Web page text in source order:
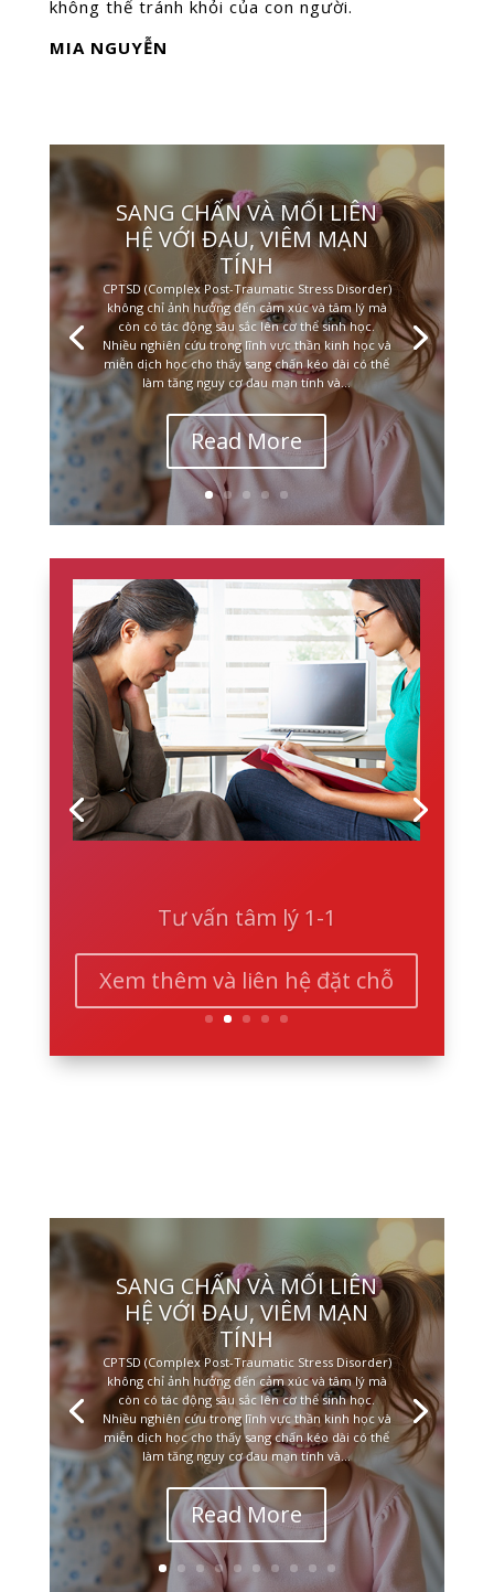
không thể tránh khỏi của con người.
MIA NGUYỄN
SANG CHẤN VÀ MỐI LIÊN
HỆ VỚI ĐAU, VIÊM MẠN
TÍNH
CPTSD (Complex Post-Traumatic Stress Disorder)
không chỉ ảnh hưởng đến cảm xúc và tâm lý mà
còn có tác động sâu sắc lên cơ thể sinh học.
Nhiều nghiên cứu trong lĩnh vực thần kinh học và
miễn dịch học cho thấy sang chấn kéo dài có thể
làm tăng nguy cơ đau mạn tính và...
Read More
Tư vấn tâm lý 1-1
Xem thêm và liên hệ đặt chỗ
SANG CHẤN VÀ MỐI LIÊN
HỆ VỚI ĐAU, VIÊM MẠN
TÍNH
CPTSD (Complex Post-Traumatic Stress Disorder)
không chỉ ảnh hưởng đến cảm xúc và tâm lý mà
còn có tác động sâu sắc lên cơ thể sinh học.
Nhiều nghiên cứu trong lĩnh vực thần kinh học và
miễn dịch học cho thấy sang chấn kéo dài có thể
làm tăng nguy cơ đau mạn tính và...
Read More